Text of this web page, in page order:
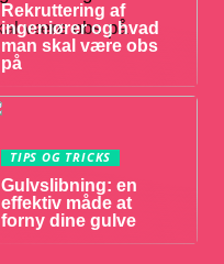
Rekruttering af
ingeniører og hvad
man skal være obs
på
TIPS OG TRICKS
Gulvslibning: en
effektiv måde at
forny dine gulve